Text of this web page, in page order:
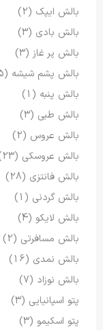
بالش ایپک (2)
بالش بادی (3)
بالش پر غاز (3)
بالش پشم شیشه (5)
بالش پنبه (1)
بالش طبی (3)
بالش عروس (2)
بالش عروسکی (23)
بالش فانتزی (28)
بالش گردنی (1)
بالش لایکو (4)
بالش مسافرتی (2)
بالش نمدی (16)
بالش نوزاد (7)
پتو اسپانیایی (3)
پتو اسکیمو (3)